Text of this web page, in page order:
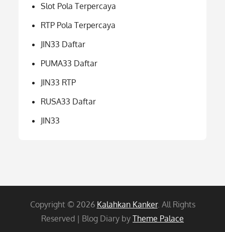
Slot Pola Terpercaya
RTP Pola Terpercaya
JIN33 Daftar
PUMA33 Daftar
JIN33 RTP
RUSA33 Daftar
JIN33
Copyright © 2026 Kalahkan Kanker. All Rights
Reserved | Blog Diary by Theme Palace